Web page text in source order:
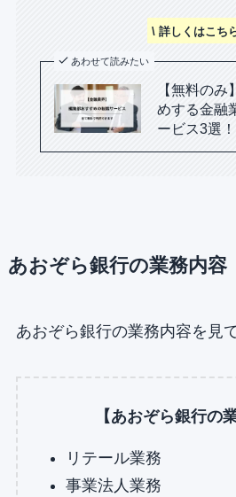
\ 詳しくはこち
あわせて読みたい
【無料の
めする金融
ービス3選！
あおぞら銀行の業務内容
あおぞら銀行の業務内容を見
【あおぞら銀行の
リテール業務
事業法人業務